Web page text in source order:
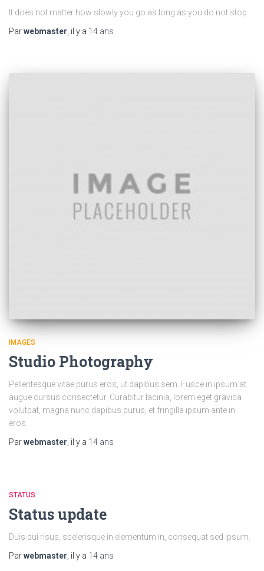
It does not matter how slowly you go as long as you do not stop.
Parwebmaster , il y a 14 ans
IMAGES
Studio Photography
Pellentesque vitae purus eros, ut dapibus sem. Fusce in ipsum at
augue cursus consectetur. Curabitur lacinia, lorem eget gravida
volutpat, magna nunc dapibus purus, et fringilla ipsum ante in
eros.
Parwebmaster , il y a 14 ans
STATUS
Status update
Duis dui risus, scelerisque in elementum in, consequat sed ipsum.
Parwebmaster , il y a 14 ans